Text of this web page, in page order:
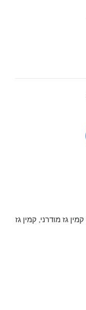
קמין גז מודרני, קמין גז